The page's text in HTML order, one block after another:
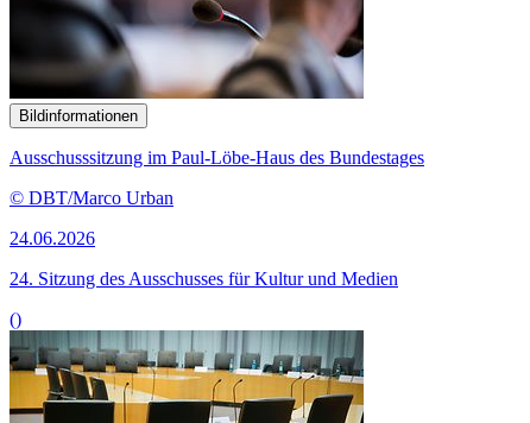
Bildinformationen
Ausschusssitzung im Paul-Löbe-Haus des Bundestages
© DBT/Marco Urban
24.06.2026
24. Sitzung des Ausschusses für Kultur und Medien
()